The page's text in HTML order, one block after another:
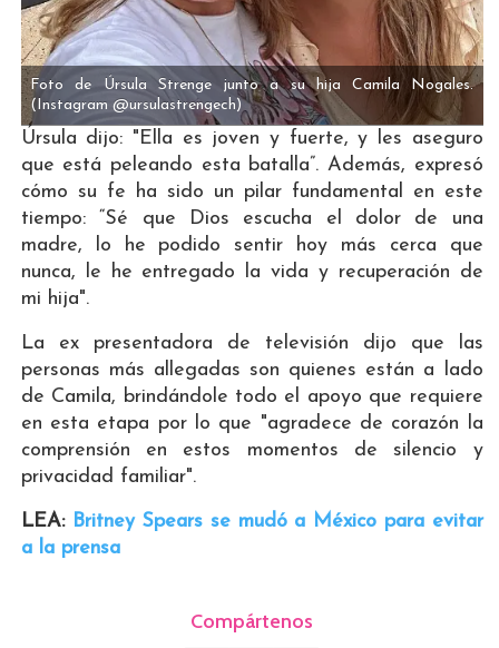
Foto de Úrsula Strenge junto a su hija Camila Nogales.
(Instagram @ursulastrengech)
Úrsula dijo: "Ella es joven y fuerte, y les aseguro
que está peleando esta batalla”. Además, expresó
cómo su fe ha sido un pilar fundamental en este
tiempo: “Sé que Dios escucha el dolor de una
madre, lo he podido sentir hoy más cerca que
nunca, le he entregado la vida y recuperación de
mi hija".
La ex presentadora de televisión dijo que las
personas más allegadas son quienes están a lado
de Camila, brindándole todo el apoyo que requiere
en esta etapa por lo que "agradece de corazón la
comprensión en estos momentos de silencio y
privacidad familiar".
LEA: Britney Spears se mudó a México para evitar
a la prensa
Compártenos